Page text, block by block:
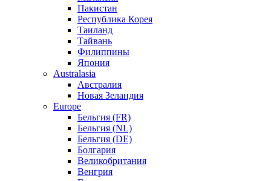
Пакистан
Республика Корея
Таиланд
Тайвань
Филиппины
Япония
Australasia
Австралия
Новая Зеландия
Europe
Бельгия (FR)
Бельгия (NL)
Бельгия (DE)
Болгария
Великобритания
Венгрия